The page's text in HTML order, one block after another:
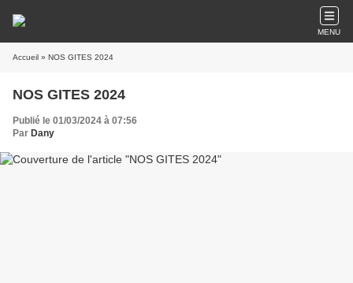
MENU
Accueil » NOS GITES 2024
NOS GITES 2024
Publié le 01/03/2024 à 07:56
Par Dany